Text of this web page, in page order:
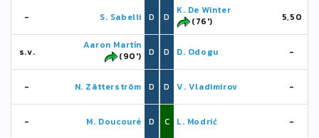
- S. Sabelli D
s.v.
Aaron Martín
(90')
D
- N. Zätterström D
- M. Doucouré D
D
K. De Winter
(76')
5,50
D D. Odogu -
D V. Vladimirov -
C L. Modrić -